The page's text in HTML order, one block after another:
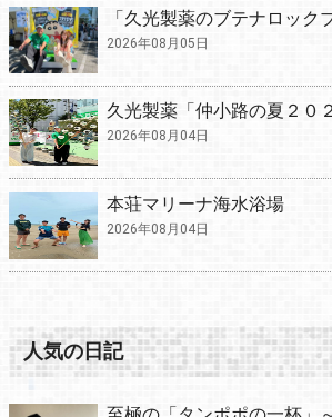
「久光製薬のブテナロック
2026年08月05日
久光製薬「仲小路の夏２０
2026年08月04日
本荘マリーナ海水浴場
2026年08月04日
人気の日記